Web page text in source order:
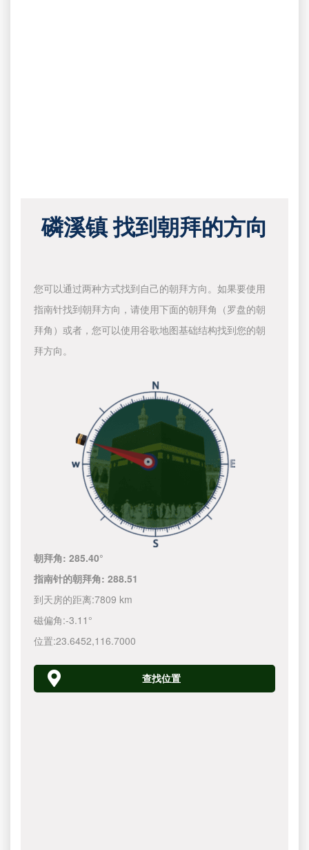
磷溪镇 找到朝拜的方向
您可以通过两种方式找到自己的朝拜方向。如果要使用
指南针找到朝拜方向，请使用下面的朝拜角（罗盘的朝
拜角）或者，您可以使用谷歌地图基础结构找到您的朝
拜方向。
朝拜角:285.40°
指南针的朝拜角:288.51
到天房的距离:7809 km
磁偏角:-3.11°
位置:23.6452,116.7000
查找位置